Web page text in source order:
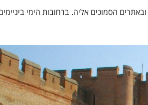
ובאתרים הסמוכים אליה. ברחובות הימי